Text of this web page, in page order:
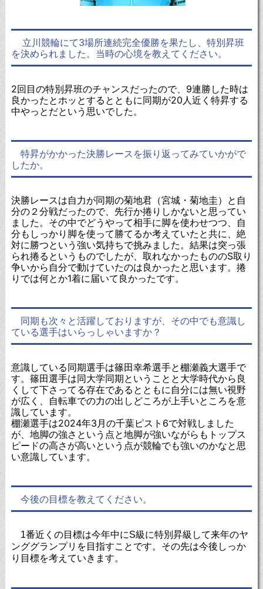
立川競輪にて3場所連続完全優勝を果たし、特別昇班
を決められました。当時の心境を教えてください。
2回目の特別昇班のチャンスだったので、9連勝した時は
良かったとホッとするとともに同期が20人近く特昇する
中やっとだという思いでした。
特昇がかかった決勝レースを振り返ってみていかがで
したか。
決勝レースは自力が同期の菊地君（宮城・菊地圭）と自
分の２分戦だったので、先行か捲りしかないと思ってい
ました。その中でどうやって相手に脚を使わせつつ、自
分もしっかり脚を使って勝てるか考えていたと共に、絶
対に勝つという強い気持ちで挑みました。結果は突っ張
られ捲るというものでしたが、取れなかったもののS取り
争いから自分で動けていたのは良かったと思います。捲
りでは何とか1着に届いて良かったです。
同期も次々と活躍しておりますが、その中でも意識し
ている選手はいらっしゃいますか？
意識している同期選手は篠田幸希選手と棚瀬義大選手で
す。篠田選手は同大学同期ということと大学時代から良
くして下さってる存在であるとともに自分には無い視野
が広く、自転車での力の出しどころが上手いところを意
識しています。
棚瀬選手は2024年3月の千葉ピスト6で対戦しました
が、地脚の強さという点と地脚が強いながらもトップス
ピードの高さが高いという点が競輪でも強いのかなと思
い意識しています。
今後の目標を教えてください。
1番近くの目標は今年中にS級に特別昇級して来年のヤ
ンググランプリを目指すことです。 その先は今後しっか
り目標を考えていきます。